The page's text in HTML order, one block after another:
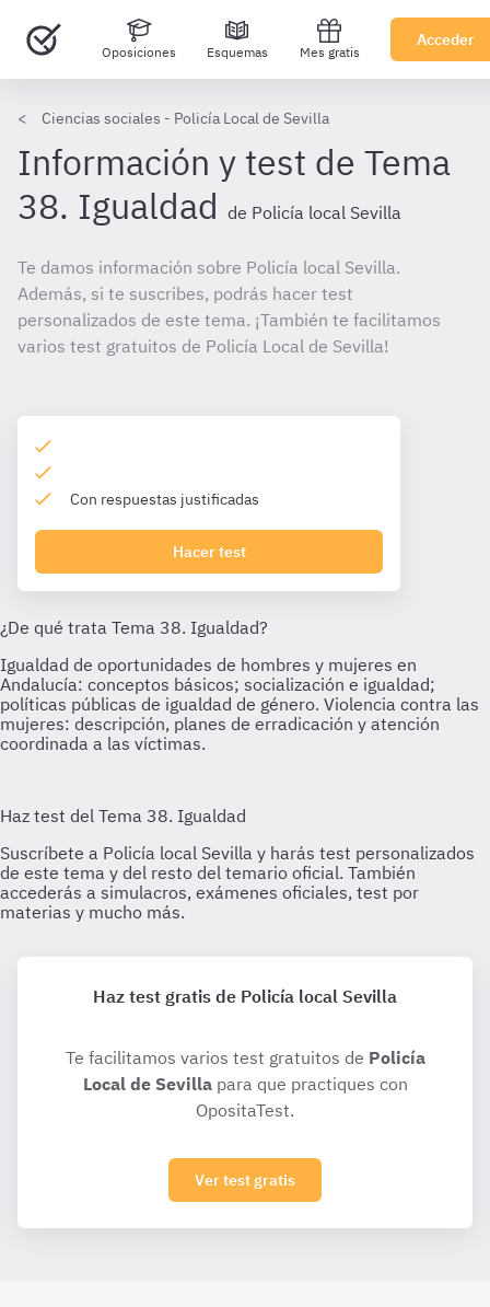
Oposiciones Esquemas Mes gratis
Acceder
Ciencias sociales - Policía Local de Sevilla
Información y test de Tema
38. Igualdad de Policía local Sevilla
Te damos información sobre Policía local Sevilla.
Además, si te suscribes, podrás hacer test
personalizados de este tema. ¡También te facilitamos
varios test gratuitos de Policía Local de Sevilla!
Con respuestas justificadas
Hacer test
Haz test gratis de Policía local Sevilla
Te facilitamos varios test gratuitos de Policía
Local de Sevillapara que practiques con
OpositaTest.
Ver test gratis